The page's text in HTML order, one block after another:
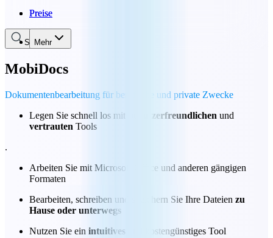
Preise
Mehr
Preise
Suche
MobiDocs
Dokumentenbearbeitung für berufliche und private Zwecke
Legen Sie schnell los mit
benutzerfreundlichen und
vertrauten Tools
.
Arbeiten Sie mit Microsoft Office und anderen gängigen
Formaten
Bearbeiten, schreiben und speichern Sie Ihre Dateien zu
Hause oder unterwegs
Nutzen Sie ein intuitives
und kostengünstiges Tool